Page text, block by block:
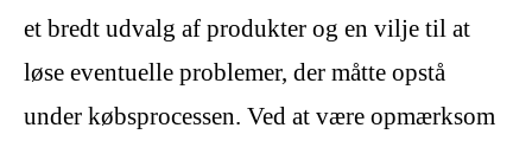
et bredt udvalg af produkter og en vilje til at
løse eventuelle problemer, der måtte opstå
under købsprocessen. Ved at være opmærksom